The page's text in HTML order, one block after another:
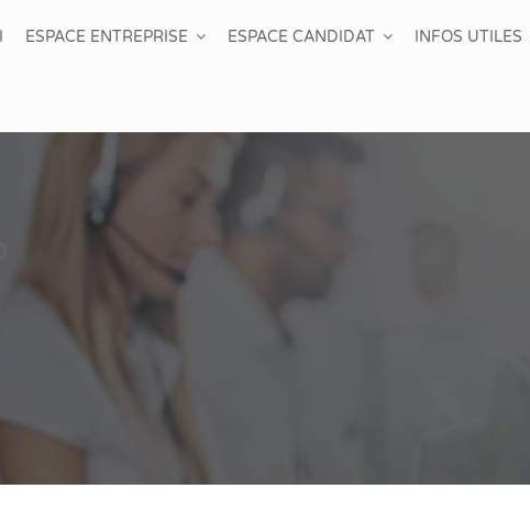
ESPACE ENTREPRISE ESPACE CANDIDAT INFOS UTILES